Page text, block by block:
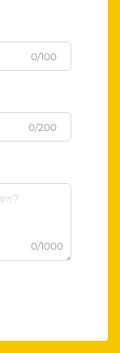
0/100
0/200
0/1000